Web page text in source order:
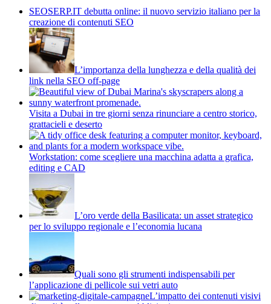
SEOSERP.IT debutta online: il nuovo servizio italiano per la
creazione di contenuti SEO
L’importanza della lunghezza e della qualità dei
link nella SEO off-page
Visita a Dubai in tre giorni senza rinunciare a centro storico,
grattacieli e deserto
Workstation: come scegliere una macchina adatta a grafica,
editing e CAD
L’oro verde della Basilicata: un asset strategico
per lo sviluppo regionale e l’economia lucana
Quali sono gli strumenti indispensabili per
l’applicazione di pellicole sui vetri auto
L’impatto dei contenuti visivi